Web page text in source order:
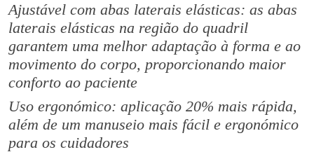
2
1
.
0
0
o
c
e
P
r
​Ajustável com abas laterais elásticas: as abas
laterais elásticas na região do quadril
garantem uma melhor adaptação à forma e ao
movimento do corpo, proporcionando maior
conforto ao paciente
Uso ergonómico: aplicação 20% mais rápida,
além de um manuseio mais fácil e ergonómico
para os cuidadores